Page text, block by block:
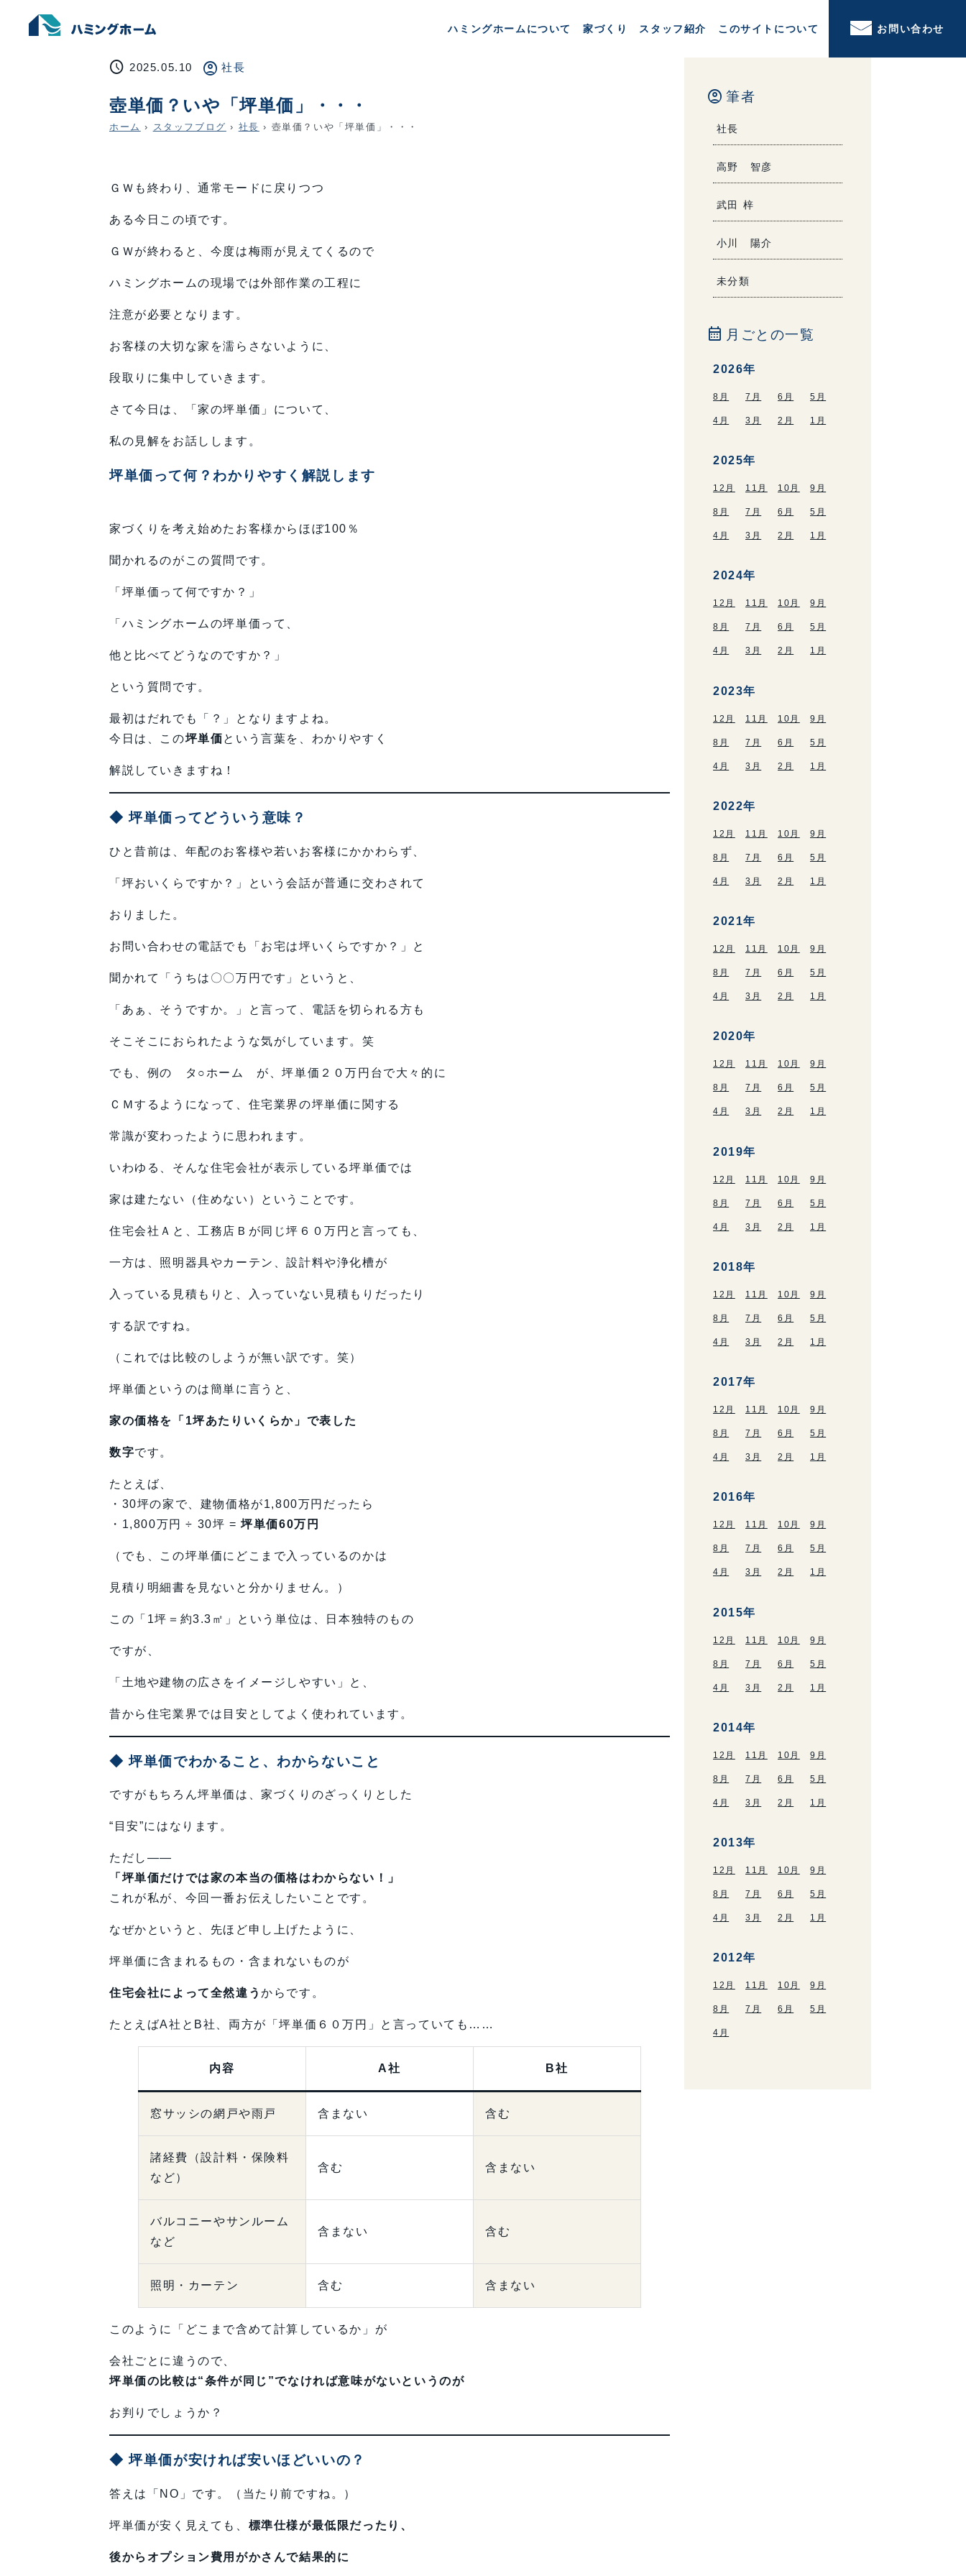
ハミングホームについて 家づくり スタッフ紹介 このサイトについて お問い合わせ
schedule 2025.05.10 account_circle 社長
壺単価？いや「坪単価」・・・
ホーム › スタッフブログ › 社長 › 壺単価？いや「坪単価」・・・
ＧＷも終わり、通常モードに戻りつつ
ある今日この頃です。
ＧＷが終わると、今度は梅雨が見えてくるので
ハミングホームの現場では外部作業の工程に
注意が必要となります。
お客様の大切な家を濡らさないように、
段取りに集中していきます。
さて今日は、「家の坪単価」について、
私の見解をお話しします。
坪単価って何？わかりやすく解説します
家づくりを考え始めたお客様からほぼ100％
聞かれるのがこの質問です。
「坪単価って何ですか？」
「ハミングホームの坪単価って、
他と比べてどうなのですか？」
という質問です。
最初はだれでも「？」となりますよね。
今日は、この坪単価という言葉を、わかりやすく
解説していきますね！
◆ 坪単価ってどういう意味？
ひと昔前は、年配のお客様や若いお客様にかかわらず、
「坪おいくらですか？」という会話が普通に交わされて
おりました。
お問い合わせの電話でも「お宅は坪いくらですか？」と
聞かれて「うちは〇〇万円です」というと、
「あぁ、そうですか。」と言って、電話を切られる方も
そこそこにおられたような気がしています。笑
でも、例の タ○ホーム が、坪単価２０万円台で大々的に
ＣＭするようになって、住宅業界の坪単価に関する
常識が変わったように思われます。
いわゆる、そんな住宅会社が表示している坪単価では
家は建たない（住めない）ということです。
住宅会社Ａと、工務店Ｂが同じ坪６０万円と言っても、
一方は、照明器具やカーテン、設計料や浄化槽が
入っている見積もりと、入っていない見積もりだったり
する訳ですね。
（これでは比較のしようが無い訳です。笑）
坪単価というのは簡単に言うと、
家の価格を「1坪あたりいくらか」で表した
数字です。
たとえば、
・30坪の家で、建物価格が1,800万円だったら
・1,800万円 ÷ 30坪 =坪単価60万円
（でも、この坪単価にどこまで入っているのかは
見積り明細書を見ないと分かりません。）
この「1坪＝約3.3㎡」という単位は、日本独特のもの
ですが、
「土地や建物の広さをイメージしやすい」と、
昔から住宅業界では目安としてよく使われています。
◆ 坪単価でわかること、わからないこと
ですがもちろん坪単価は、家づくりのざっくりとした
“目安”にはなります。
ただし――
「坪単価だけでは家の本当の価格はわからない！」
これが私が、今回一番お伝えしたいことです。
なぜかというと、先ほど申し上げたように、
坪単価に含まれるもの・含まれないものが
住宅会社によって全然違うからです。
たとえばA社とB社、両方が「坪単価６０万円」と言っていても……
内容 A社 B社
窓サッシの網戸や雨戸 含まない 含む
諸経費（設計料・保険料
など）
含む 含まない
バルコニーやサンルーム
など
含まない 含む
照明・カーテン 含む 含まない
このように「どこまで含めて計算しているか」が
会社ごとに違うので、
坪単価の比較は“条件が同じ”でなければ意味がないというのが
お判りでしょうか？
◆ 坪単価が安ければ安いほどいいの？
答えは「NO」です。（当たり前ですね。）
坪単価が安く見えても、 標準仕様が最低限だったり、
後からオプション費用がかさんで結果的に
account_circle 筆者
社長
高野 智彦
武田 梓
小川 陽介
未分類
calendar_month 月ごとの一覧
2026年
8月 7月 6月 5月
4月 3月 2月 1月
2025年
12月 11月 10月 9月
8月 7月 6月 5月
4月 3月 2月 1月
2024年
12月 11月 10月 9月
8月 7月 6月 5月
4月 3月 2月 1月
2023年
12月 11月 10月 9月
8月 7月 6月 5月
4月 3月 2月 1月
2022年
12月 11月 10月 9月
8月 7月 6月 5月
4月 3月 2月 1月
2021年
12月 11月 10月 9月
8月 7月 6月 5月
4月 3月 2月 1月
2020年
12月 11月 10月 9月
8月 7月 6月 5月
4月 3月 2月 1月
2019年
12月 11月 10月 9月
8月 7月 6月 5月
4月 3月 2月 1月
2018年
12月 11月 10月 9月
8月 7月 6月 5月
4月 3月 2月 1月
2017年
12月 11月 10月 9月
8月 7月 6月 5月
4月 3月 2月 1月
2016年
12月 11月 10月 9月
8月 7月 6月 5月
4月 3月 2月 1月
2015年
12月 11月 10月 9月
8月 7月 6月 5月
4月 3月 2月 1月
2014年
12月 11月 10月 9月
8月 7月 6月 5月
4月 3月 2月 1月
2013年
12月 11月 10月 9月
8月 7月 6月 5月
4月 3月 2月 1月
2012年
12月 11月 10月 9月
8月 7月 6月 5月
4月